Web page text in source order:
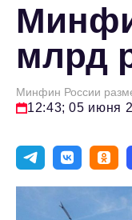
млрд
Минфин России
12:43; 05 июня